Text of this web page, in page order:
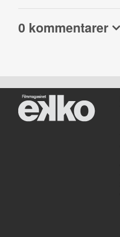
0 kommentarer